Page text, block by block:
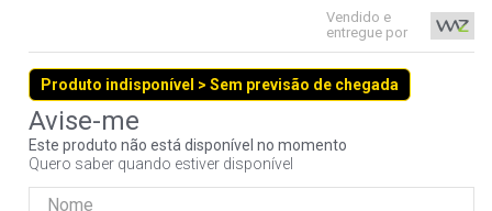
Vendido e
entregue por
Produto indisponível > Sem previsão de chegada
Este produto não está disponível no momento
Quero saber quando estiver disponível
7º
jonsbo
8º
fractal
controle
10º hd